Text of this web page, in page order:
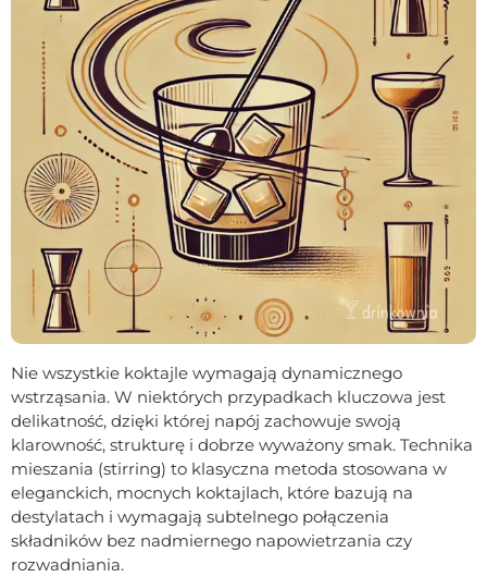
Nie wszystkie koktajle wymagają dynamicznego
wstrząsania. W niektórych przypadkach kluczowa jest
delikatność, dzięki której napój zachowuje swoją
klarowność, strukturę i dobrze wyważony smak. Technika
mieszania (stirring) to klasyczna metoda stosowana w
eleganckich, mocnych koktajlach, które bazują na
destylatach i wymagają subtelnego połączenia
składników bez nadmiernego napowietrzania czy
rozwadniania.